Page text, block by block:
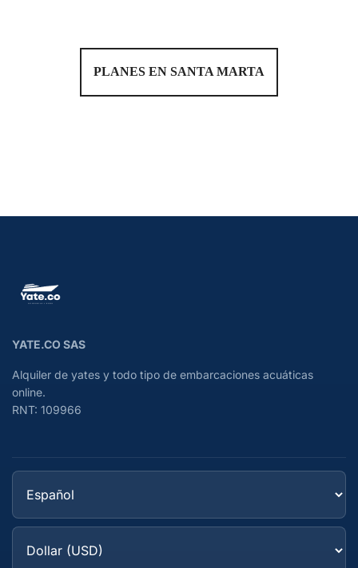
PLANES EN SANTA MARTA
YATE.CO SAS
Alquiler de yates y todo tipo de embarcaciones acuáticas
online.
RNT: 109966